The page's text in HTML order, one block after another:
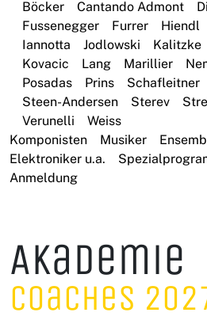
Böcker
Cantando Admont
Fussenegger
Furrer Hiendl
Iannotta
Jodlowski Kalitzke
Kovacic
Lang Marillier
Posadas
Prins Schafleitner
Steen-Andersen
Sterev
Verunelli
Weiss
Komponisten
Musiker
Elektroniker u.a.
Anmeldung
Akademie
Coaches